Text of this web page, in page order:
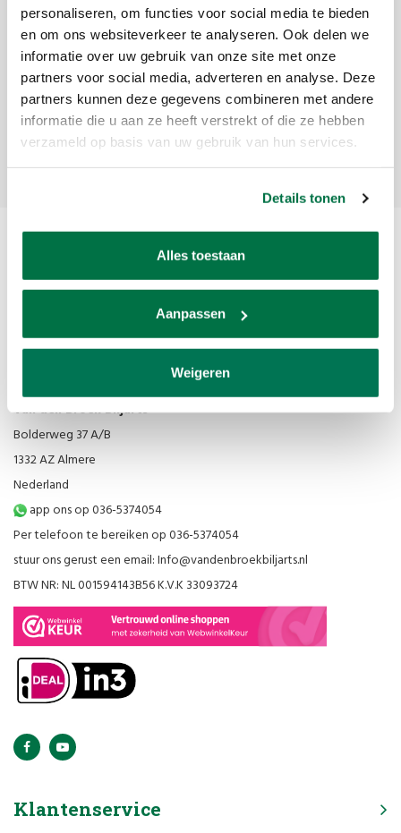
personaliseren, om functies voor social media te bieden
en om ons websiteverkeer te analyseren. Ook delen we
informatie over uw gebruik van onze site met onze
partners voor social media, adverteren en analyse. Deze
partners kunnen deze gegevens combineren met andere
informatie die u aan ze heeft verstrekt of die ze hebben
verzameld op basis van uw gebruik van hun services.
Details tonen
Alles toestaan
Aanpassen
Weigeren
Meld je aan voor onze nieuwsbrief
Ontvang de laatste updates, nieuws en aanbiedingen via email
Abonneer
Van den Broek Biljarts staat voor kwaliteit, vakmanschap en service.
Van den Broek Biljarts
Bolderweg 37 A/B
1332 AZ Almere
Nederland
app ons op 036-5374054
Per telefoon te bereiken op 036-5374054
stuur ons gerust een email:Info@vandenbroekbiljarts.nl
BTW NR: NL 001594143B56 K.V.K 33093724
Klantenservice